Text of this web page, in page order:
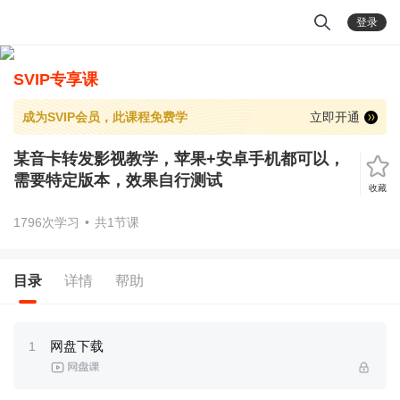
登录
SVIP专享课
成为SVIP会员，此课程免费学 立即开通
某音卡转发影视教学，苹果+安卓手机都可以，
需要特定版本，效果自行测试
1796次学习 • 共1节课
收藏
目录 详情 帮助
1 网盘下载